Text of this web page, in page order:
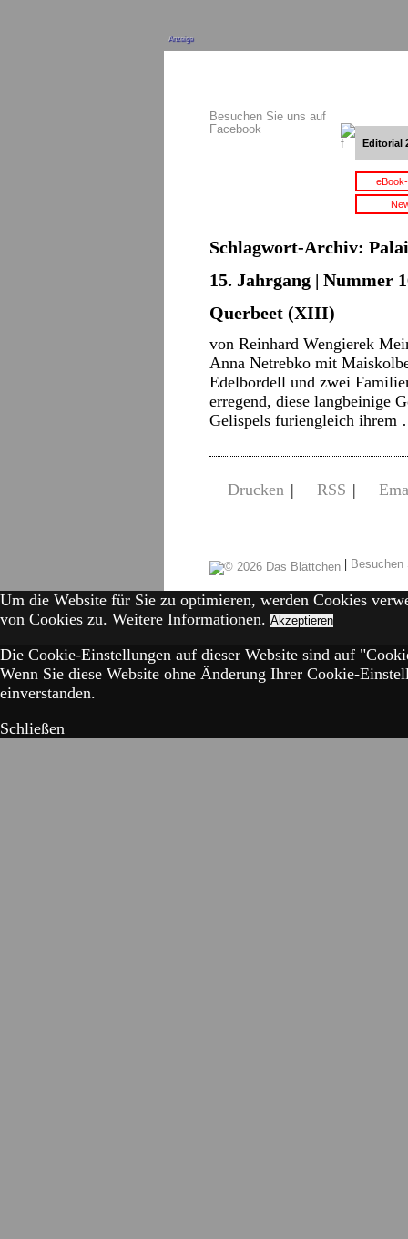
Anzeige
Besuchen Sie uns auf
Facebook
Editorial
Schlagwort-Archiv:
15. Jahrgang | Nummer
Querbeet (XIII)
von Reinhard Wengierek
Anna Netrebko mit
Edelbordell und zwei
erregend, diese langbeinige
Gelispels furiengleich
Drucken | RSS |
|
Um die Website für Sie zu optimieren, werden Cookies
von Cookies zu. Weitere Informationen. Akzeptieren
Die Cookie-Einstellungen auf dieser Website sind auf
Wenn Sie diese Website ohne Änderung Ihrer Cookie-
einverstanden.
Schließen